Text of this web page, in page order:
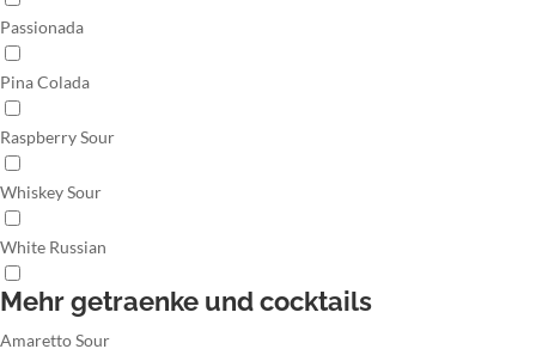
Passionada
Pina Colada
Raspberry Sour
Whiskey Sour
White Russian
Mehr getraenke und cocktails
Amaretto Sour